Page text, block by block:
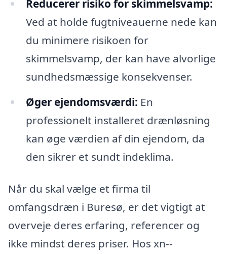
Reducerer risiko for skimmelsvamp:
Ved at holde fugtniveauerne nede kan
du minimere risikoen for
skimmelsvamp, der kan have alvorlige
sundhedsmæssige konsekvenser.
Øger ejendomsværdi: En
professionelt installeret drænløsning
kan øge værdien af din ejendom, da
den sikrer et sundt indeklima.
Når du skal vælge et firma til
omfangsdræn i Buresø, er det vigtigt at
overveje deres erfaring, referencer og
ikke mindst deres priser. Hos xn--